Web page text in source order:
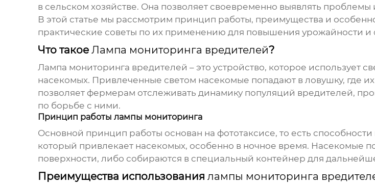
в сельском хозяйстве. Она позволяет своевременно выявлять
В этой статье мы рассмотрим принцип работы, преимущества и
практические советы по их применению для повышения урожайности и
Что такое Лампа мониторинга вредителей?
Лампа мониторинга вредителей – это устройство, которое использует
насекомых. Привлеченные светом насекомые попадают в ловушку, где
позволяет фермерам отслеживать динамику популяций вредителей,
по борьбе с ними.
Принцип работы лампы мониторинга
Основной принцип работы основан на фототаксисе, то есть способности
который привлекает насекомых, особенно в ночное время. Насекомые
поверхности, либо собираются в специальный контейнер для
Преимущества использования лампы мониторинга